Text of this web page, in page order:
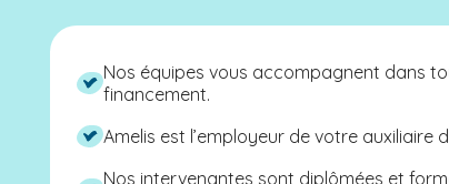
Nos équipes vous accompagnent dans
financement.
Amelis est l’employeur de votre auxiliaire
Nos intervenantes sont diplômées et